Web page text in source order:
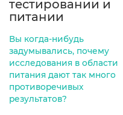
тестировании и
питании
Вы когда-нибудь
задумывались, почему
исследования в области
питания дают так много
противоречивых
результатов?